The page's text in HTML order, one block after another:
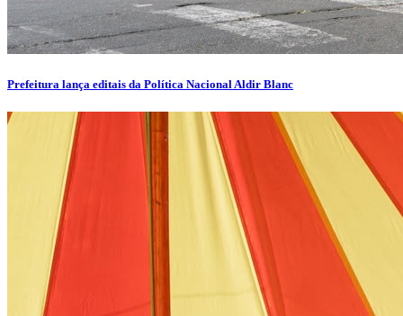
Prefeitura lança editais da Política Nacional Aldir Blanc